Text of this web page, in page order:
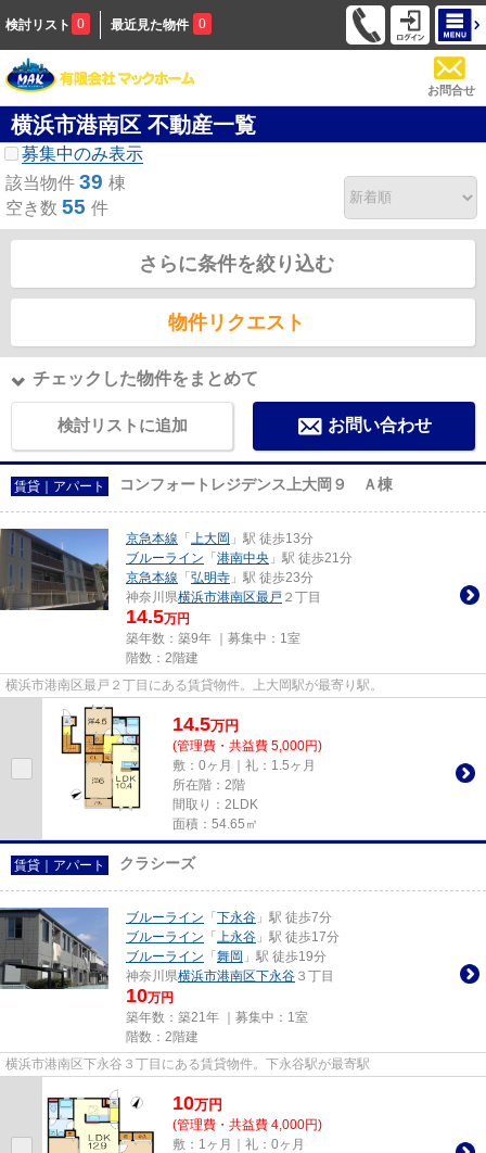
検討リスト 0 最近見た物件 0
お問合せ
横浜市港南区 不動産一覧
募集中のみ表示
該当物件 39 棟
空き数 55 件
さらに条件を絞り込む
物件リクエスト
チェックした物件をまとめて
検討リストに追加 お問い合わせ
賃貸｜アパート コンフォートレジデンス上大岡９ Ａ棟
京急本線 「 上大岡 」駅 徒歩13分
ブルーライン 「 港南中央 」駅 徒歩21分
京急本線 「 弘明寺 」駅 徒歩23分
神奈川県横浜市港南区最戸 ２丁目
14.5万円
築年数：築9年 ｜募集中： 1室
階数：2階建
横浜市港南区最戸２丁目にある賃貸物件。上大岡駅が最寄り駅。
14.5万円
(管理費・共益費 5,000円)
敷：0ヶ月｜礼：1.5ヶ月
所在階：2階
間取り：2LDK
面積：54.65㎡
賃貸｜アパート クラシーズ
ブルーライン 「 下永谷 」駅 徒歩7分
ブルーライン 「 上永谷 」駅 徒歩17分
ブルーライン 「 舞岡 」駅 徒歩19分
神奈川県横浜市港南区下永谷 ３丁目
10万円
築年数：築21年 ｜募集中： 1室
階数：2階建
横浜市港南区下永谷３丁目にある賃貸物件。下永谷駅が最寄駅
10万円
(管理費・共益費 4,000円)
敷：1ヶ月｜礼：0ヶ月